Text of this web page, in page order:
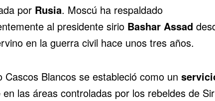
por Rusia. Moscú ha respaldado
al presidente sirio Bashar Assad
en la guerra civil hace unos tres años.
Cascos Blancos se estableció como un
en las áreas controladas por los rebeldes de